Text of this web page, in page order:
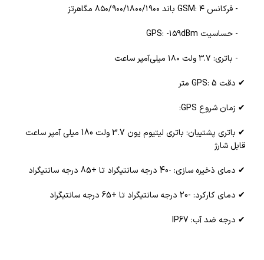
- فرکانس GSM: ۴ باند ۸۵۰/۹۰۰/۱۸۰۰/۱۹۰۰ مگاهرتز
- حساسیت GPS: -۱۵۹dBm
- باتری: ۳.۷ ولت ۱۸۰ میلی‌آمپر ساعت
✔ دقت GPS: 5 متر
✔ زمان شروع GPS:
✔ باتری پشتیبان: باتری لیتیوم یون 3.7 ولت 180 میلی آمپر ساعت
قابل شارژ
✔ دمای ذخیره سازی: -40 درجه سانتیگراد تا +85 درجه سانتیگراد
✔ دمای کارکرد: -20 درجه سانتیگراد تا +65 درجه سانتیگراد
✔ درجه ضد آب: IP67